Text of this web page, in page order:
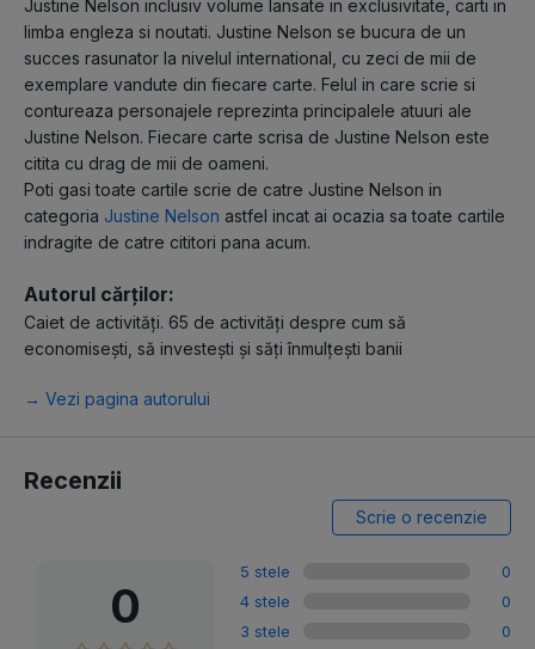
Justine Nelson inclusiv volume lansate in exclusivitate, carti in
limba engleza si noutati. Justine Nelson se bucura de un
succes rasunator la nivelul international, cu zeci de mii de
exemplare vandute din fiecare carte. Felul in care scrie si
contureaza personajele reprezinta principalele atuuri ale
Justine Nelson. Fiecare carte scrisa de Justine Nelson este
citita cu drag de mii de oameni.
Poti gasi toate cartile scrie de catre Justine Nelson in
categoria Justine Nelson astfel incat ai ocazia sa toate cartile
indragite de catre cititori pana acum.
Autorul cărților:
Caiet de activități. 65 de activități despre cum să
economisești, să investești și săți înmulțești banii
→ Vezi pagina autorului
Recenzii
Scrie o recenzie
0
5 stele
0
4 stele
0
3 stele
0